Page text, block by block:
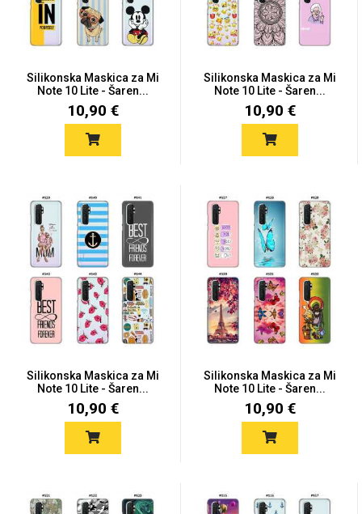
Silikonska Maskica za Mi
Note 10 Lite - Šaren...
10,90 €
Silikonska Maskica za Mi
Note 10 Lite - Šaren...
10,90 €
Silikonska Maskica za Mi
Note 10 Lite - Šaren...
10,90 €
Silikonska Maskica za Mi
Note 10 Lite - Šaren...
10,90 €